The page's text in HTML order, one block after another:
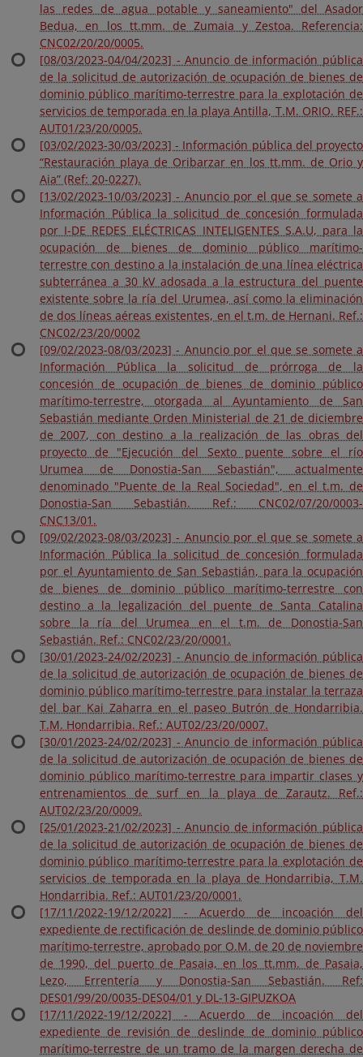
las redes de agua potable y saneamiento" del Asador
Bedua, en los tt.mm. de Zumaia y Zestoa. Referencia:
CNC02/20/20/0005.
[08/03/2023-04/04/2023] - Anuncio de información pública
de la solicitud de autorización de ocupación de bienes de
dominio público marítimo-terrestre para la explotación de
servicios de temporada en la playa Antilla, T.M. ORIO. REF.:
AUT01/23/20/0005.
[03/02/2023-30/03/2023] - Información pública del proyecto
“Restauración playa de Oribarzar en los tt.mm. de Orio y
Aia” (Ref: 20-0227).
[13/02/2023-10/03/2023] - Anuncio por el que se somete a
Información Pública la solicitud de concesión formulada
por I-DE REDES ELÉCTRICAS INTELIGENTES S.A.U, para la
ocupación de bienes de dominio público marítimo-
terrestre con destino a la instalación de una línea eléctrica
subterránea a 30 kV adosada a la estructura del puente
existente sobre la ría del Urumea, así como la eliminación
de dos líneas aéreas existentes, en el t.m. de Hernani. Ref.:
CNC02/23/20/0002
[09/02/2023-08/03/2023] - Anuncio por el que se somete a
Información Pública la solicitud de prórroga de la
concesión de ocupación de bienes de dominio público
marítimo-terrestre, otorgada al Ayuntamiento de San
Sebastián mediante Orden Ministerial de 21 de diciembre
de 2007, con destino a la realización de las obras del
proyecto de "Ejecución del Sexto puente sobre el río
Urumea de Donostia-San Sebastián", actualmente
denominado "Puente de la Real Sociedad", en el t.m. de
Donostia-San Sebastián. Ref.: CNC02/07/20/0003-
CNC13/01.
[09/02/2023-08/03/2023] - Anuncio por el que se somete a
Información Pública la solicitud de concesión formulada
por el Ayuntamiento de San Sebastián, para la ocupación
de bienes de dominio público marítimo-terrestre con
destino a la legalización del puente de Santa Catalina
sobre la ría del Urumea en el t.m. de Donostia-San
Sebastián. Ref.: CNC02/23/20/0001.
[30/01/2023-24/02/2023] - Anuncio de información pública
de la solicitud de autorización de ocupación de bienes de
dominio público marítimo-terrestre para instalar la terraza
del bar Kai Zaharra en el paseo Butrón de Hondarribia.
T.M. Hondarribia. Ref.: AUT02/23/20/0007.
[30/01/2023-24/02/2023] - Anuncio de información pública
de la solicitud de autorización de ocupación de bienes de
dominio público marítimo-terrestre para impartir clases y
entrenamientos de surf en la playa de Zarautz. Ref.:
AUT02/23/20/0009.
[25/01/2023-21/02/2023] - Anuncio de información pública
de la solicitud de autorización de ocupación de bienes de
dominio público marítimo-terrestre para la explotación de
servicios de temporada en la playa de Hondarribia, T.M.
Hondarribia. Ref.: AUT01/23/20/0001.
[17/11/2022-19/12/2022] - Acuerdo de incoación del
expediente de rectificación de deslinde de dominio público
marítimo-terrestre, aprobado por O.M. de 20 de noviembre
de 1990, del puerto de Pasaia, en los tt.mm. de Pasaia,
Lezo, Errentería y Donostia-San Sebastián. Ref:
DES01/99/20/0035-DES04/01 y DL-13-GIPUZKOA
[17/11/2022-19/12/2022] - Acuerdo de incoación del
expediente de revisión de deslinde de dominio público
marítimo-terrestre de un tramo de la margen derecha de